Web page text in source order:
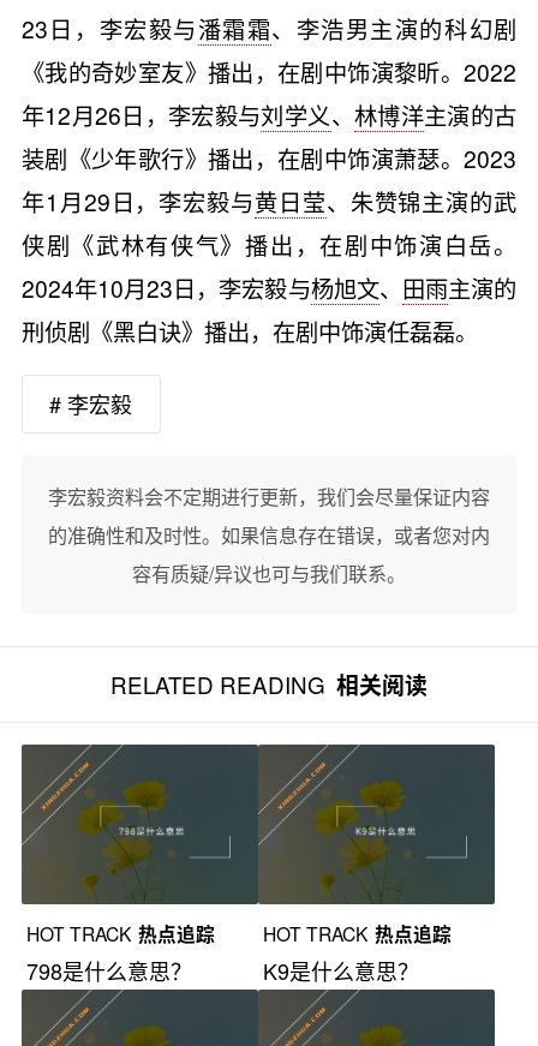
23日，李宏毅与潘霜霜、李浩男主演的科幻剧
《我的奇妙室友》播出，在剧中饰演黎昕。2022
年12月26日，李宏毅与刘学义、 林博洋主演的古
装剧《少年歌行》播出，在剧中饰演萧瑟。2023
年1月29日，李宏毅与黄日莹、朱赞锦主演的武
侠剧《武林有侠气》播出，在剧中饰演白岳。
2024年10月23日，李宏毅与杨旭文、 田雨主演的
刑侦剧《黑白诀》播出，在剧中饰演任磊磊。
# 李宏毅
李宏毅资料会不定期进行更新，我们会尽量保证内容
的准确性和及时性。如果信息存在错误，或者您对内
容有质疑/异议也可与我们联系。
RELATED READING 相关阅读
HOT TRACK 热点追踪
798是什么意思？
HOT TRACK 热点追踪
K9是什么意思？